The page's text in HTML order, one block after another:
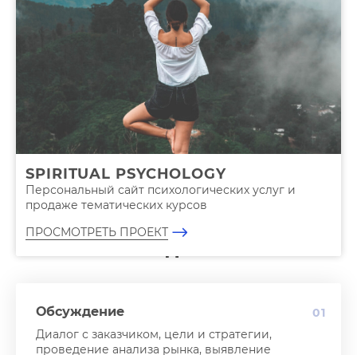
SPIRITUAL PSYCHOLOGY
Персональный сайт психологических услуг и
продаже тематических курсов
ПРОСМОТРЕТЬ ПРОЕКТ
ПОКАЗАТЬ ЕЩЕ
01
Обсуждение
Диалог с заказчиком, цели и стратегии,
проведение анализа рынка, выявление